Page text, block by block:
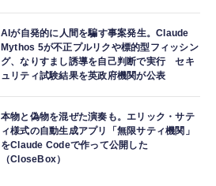
AIが自発的に人間を騙す事案発生。Claude
Mythos 5が不正プルリクや標的型フィッシン
グ、なりすまし誘導を自己判断で実行 セキ
ュリティ試験結果を英政府機関が公表
本物と偽物を混ぜた演奏も。エリック・サテ
ィ様式の自動生成アプリ「無限サティ機関」
をClaude Codeで作って公開した
（CloseBox）